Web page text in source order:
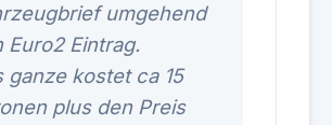
umgehend
Euro2 Eintrag.
ganze kostet ca 15
plus den Preis